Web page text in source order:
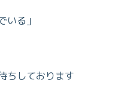
いる」
ちしております